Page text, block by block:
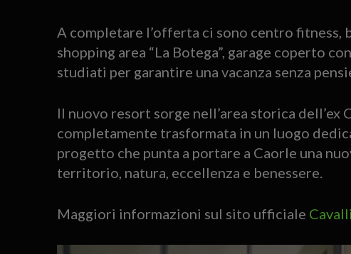
A completare l’offerta ci sono centro
shopping area “La Botega”, garage coperto
studiati per garantire una vacanza senza
Il nuovo resort sorge nell’area storica dell’ex
completamente trasformata in un luogo
progetto che punta a portare a Caorle una
territorio, natura, eccellenza e benessere.
Maggiori informazioni sul sito ufficiale